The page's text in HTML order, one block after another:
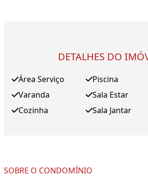
DETALHES DO
Área Serviço
Varanda
Cozinha
Piscina
Sala Estar
Sala Jantar
SOBRE O CONDOMÍNIO